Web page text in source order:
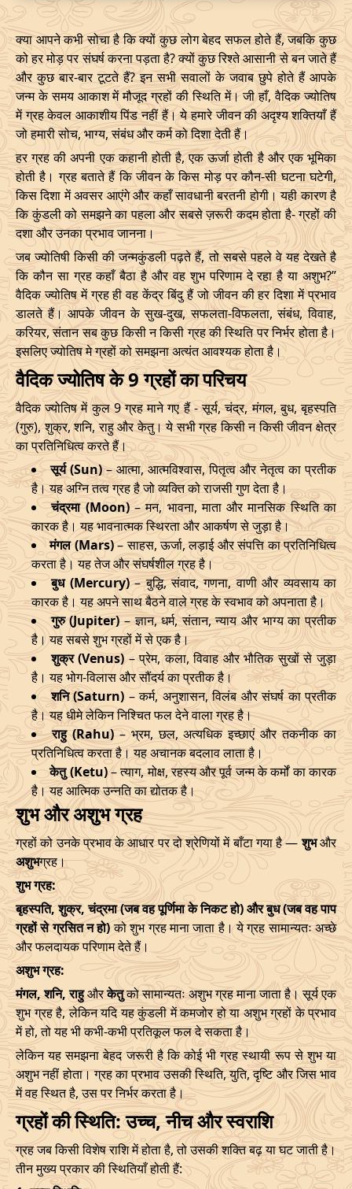
क्या आपने कभी सोचा है कि क्यों कुछ लोग बेहद सफल होते हैं, जबकि कुछ
को हर मोड़ पर संघर्ष करना पड़ता है? क्यों कुछ रिश्ते आसानी से बन जाते हैं
और कुछ बार-बार टूटते हैं? इन सभी सवालों के जवाब छुपे होते हैं आपके
जन्म के समय आकाश में मौजूद ग्रहों की स्थिति में। जी हाँ, वैदिक ज्योतिष
में ग्रह केवल आकाशीय पिंड नहीं हैं। ये हमारे जीवन की अदृश्य शक्तियाँ हैं
जो हमारी सोच, भाग्य, संबंध और कर्म को दिशा देती हैं।
हर ग्रह की अपनी एक कहानी होती है, एक ऊर्जा होती है और एक भूमिका
होती है। ग्रह बताते हैं कि जीवन के किस मोड़ पर कौन-सी घटना घटेगी,
किस दिशा में अवसर आएंगे और कहाँ सावधानी बरतनी होगी। यही कारण है
कि कुंडली को समझने का पहला और सबसे ज़रूरी कदम होता है- ग्रहों की
दशा और उनका प्रभाव जानना।
जब ज्योतिषी किसी की जन्मकुंडली पढ़ते हैं, तो सबसे पहले वे यह देखते है
कि कौन सा ग्रह कहाँ बैठा है और वह शुभ परिणाम दे रहा है या अशुभ?”
वैदिक ज्योतिष में ग्रह ही वह केंद्र बिंदु हैं जो जीवन की हर दिशा में प्रभाव
डालते हैं। आपके जीवन के सुख-दुख, सफलता-विफलता, संबंध, विवाह,
करियर, संतान सब कुछ किसी न किसी ग्रह की स्थिति पर निर्भर होता है।
इसलिए ज्योतिष मे ग्रहों को समझना अत्यंत आवश्यक होता है।
वैदिक ज्योतिष के 9 ग्रहों का परिचय
वैदिक ज्योतिष में कुल 9 ग्रह माने गए हैं - सूर्य, चंद्र, मंगल, बुध, बृहस्पति
(गुरु), शुक्र, शनि, राहु और केतु। ये सभी ग्रह किसी न किसी जीवन क्षेत्र
का प्रतिनिधित्व करते हैं।
सूर्य (Sun)– आत्मा, आत्मविश्वास, पितृत्व और नेतृत्व का प्रतीक
है। यह अग्नि तत्व ग्रह है जो व्यक्ति को राजसी गुण देता है।
चंद्रमा (Moon)– मन, भावना, माता और मानसिक स्थिति का
कारक है। यह भावनात्मक स्थिरता और आकर्षण से जुड़ा है।
मंगल (Mars)– साहस, ऊर्जा, लड़ाई और संपत्ति का प्रतिनिधित्व
करता है। यह तेज और संघर्षशील ग्रह है।
बुध (Mercury)– बुद्धि, संवाद, गणना, वाणी और व्यवसाय का
कारक है। यह अपने साथ बैठने वाले ग्रह के स्वभाव को अपनाता है।
गुरु (Jupiter)– ज्ञान, धर्म, संतान, न्याय और भाग्य का प्रतीक
है। यह सबसे शुभ ग्रहों में से एक है।
शुक्र (Venus)– प्रेम, कला, विवाह और भौतिक सुखों से जुड़ा
है। यह भोग-विलास और सौंदर्य का प्रतीक है।
शनि (Saturn) – कर्म, अनुशासन, विलंब और संघर्ष का प्रतीक
है। यह धीमे लेकिन निश्चित फल देने वाला ग्रह है।
राहु (Rahu)– भ्रम, छल, अत्यधिक इच्छाएं और तकनीक का
प्रतिनिधित्व करता है। यह अचानक बदलाव लाता है।
केतु (Ketu)– त्याग, मोक्ष, रहस्य और पूर्व जन्म के कर्मों का कारक
है। यह आत्मिक उन्नति का द्योतक है।
शुभ और अशुभ ग्रह
ग्रहों को उनके प्रभाव के आधार पर दो श्रेणियों में बाँटा गया है —शुभऔर
अशुभग्रह।
शुभ ग्रह:
बृहस्पति, शुक्र, चंद्रमा (जब वह पूर्णिमा के निकट हो) और बुध (जब वह पाप
ग्रहों से ग्रसित न हो)को शुभ ग्रह माना जाता है। ये ग्रह सामान्यतः अच्छे
और फलदायक परिणाम देते हैं।
अशुभ ग्रह:
मंगल, शनि, राहुऔरकेतुको सामान्यतः अशुभ ग्रह माना जाता है। सूर्य एक
शुभ ग्रह है, लेकिन यदि यह कुंडली में कमजोर हो या अशुभ ग्रहों के प्रभाव
में हो, तो यह भी कभी-कभी प्रतिकूल फल दे सकता है।
लेकिन यह समझना बेहद जरूरी है कि कोई भी ग्रह स्थायी रूप से शुभ या
अशुभ नहीं होता। ग्रह का प्रभाव उसकी स्थिति, युति, दृष्टि और जिस भाव
में वह स्थित है, उस पर निर्भर करता है।
ग्रहों की स्थिति: उच्च, नीच और स्वराशि
ग्रह जब किसी विशेष राशि में होता है, तो उसकी शक्ति बढ़ या घट जाती है।
तीन मुख्य प्रकार की स्थितियाँ होती हैं: